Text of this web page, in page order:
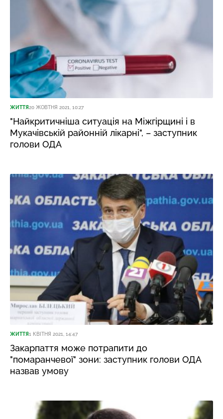
ЖИТТЯ20 ЖОВТНЯ 2021, 10:27
"Найкритичніша ситуація на Міжгірщині і в
Мукачівській районній лікарні", – заступник
голови ОДА
ЖИТТЯ1 КВІТНЯ 2021, 14:47
Закарпаття може потрапити до
"помаранчевої" зони: заступник голови ОДА
назвав умову